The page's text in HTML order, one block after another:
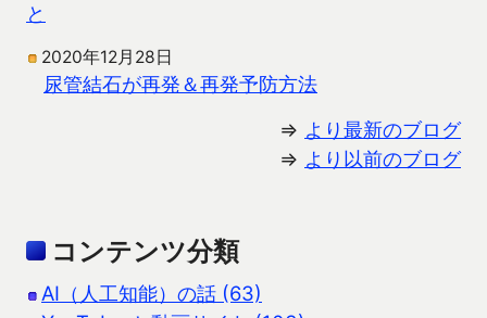
と
2020年12月28日
尿管結石が再発＆再発予防方法
⇒ より最新のブログ
⇒ より以前のブログ
コンテンツ分類
AI（人工知能）の話 (63)